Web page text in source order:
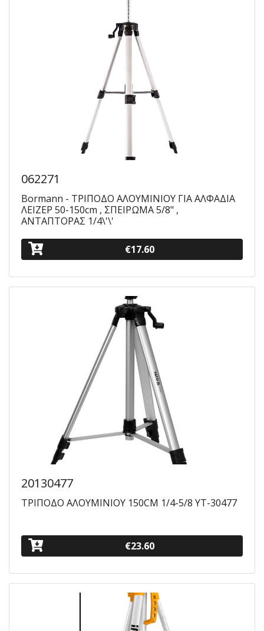
062271
Bormann - ΤΡΙΠΟΔΟ ΑΛΟΥΜΙΝΙΟΥ ΓΙΑ ΑΛΦΑΔΙΑ
ΛΕΙΖΕΡ 50-150cm , ΣΠΕΙΡΩΜΑ 5/8" ,
ΑΝΤΑΠΤΟΡΑΣ 1/4\'\'
€17.60
20130477
ΤΡΙΠΟΔΟ ΑΛΟΥΜΙΝΙΟΥ 150CM 1/4-5/8 YT-30477
€23.60